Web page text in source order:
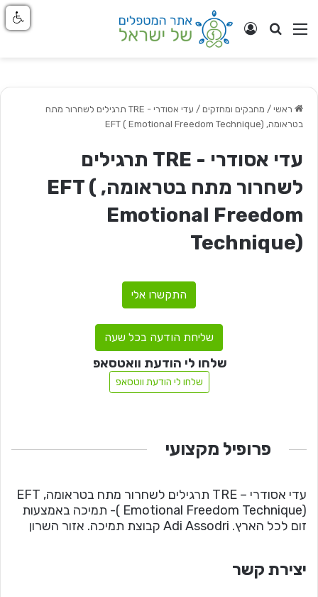
ניווט באתר
חפש התחבר
ראשי / מחבקים ומחזקים /
עדי אסודרי - TRE ‏תרגילים לשחרור מתח
בטראומה, EFT ( Emotional Freedom Technique)
עדי אסודרי - TRE ‏תרגילים
לשחרור מתח בטראומה, EFT (
Emotional Freedom
Technique)
התקשרו אלי
שליחת הודעה בכל שעה
שלחו לי הודעת וואטסאפ
שלחו לי הודעת ווטסאפ
פרופיל מקצועי
עדי אסודרי – TRE ‏תרגילים לשחרור מתח בטראומה, EFT
( Emotional Freedom Technique)- תמיכה באמצעות
זום לכל הארץ. Adi Assodri קבוצת תמיכה. אזור השרון
יצירת קשר